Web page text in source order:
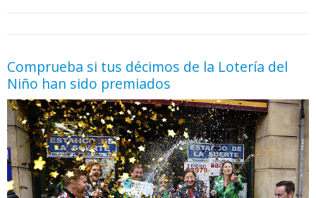
Comprueba si tus décimos de la Lotería del
Niño han sido premiados